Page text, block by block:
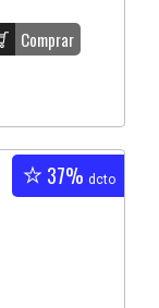
Comprar
37% dcto